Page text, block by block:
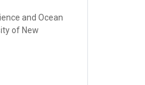
and Ocean
of New